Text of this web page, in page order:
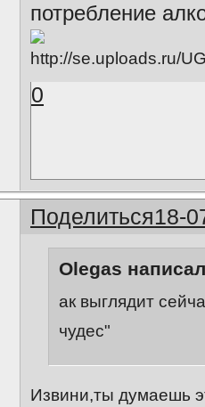
потребление
0
Поделиться18-
Olegas
ак выглядит
чудес"
Извини,ты думаешь